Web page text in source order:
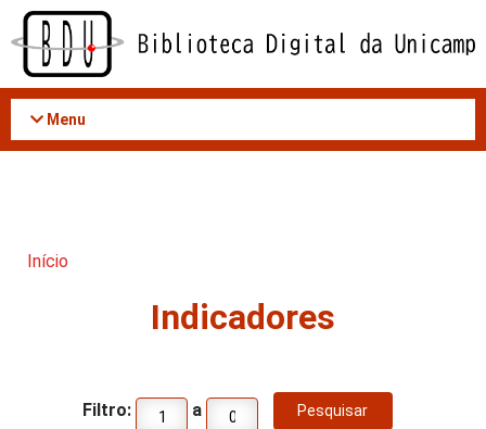
Acessar
conteúdo
Menu
Início
Indicadores
Filtro: a